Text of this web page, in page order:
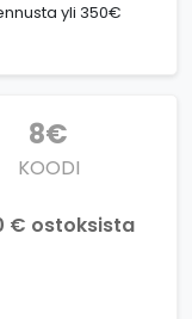
yli 350€
8€
KOODI
€ ostoksista